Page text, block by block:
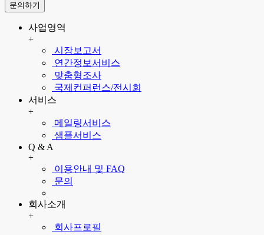
문의하기
사업영역
+
시장보고서
연간정보서비스
맞춤형조사
국제컨퍼런스/전시회
서비스
+
메일링서비스
샘플서비스
Q & A
+
이용안내 및 FAQ
문의
회사소개
+
회사프로필